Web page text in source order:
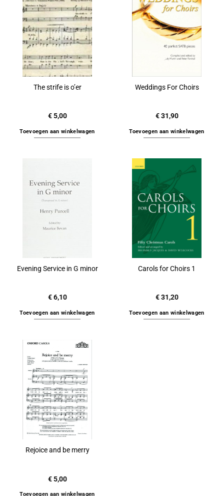
The strife is o’er
€5,00
Toevoegen aan winkelwagen
Weddings For Choirs
€31,90
Toevoegen aan winkelwagen
Evening Service in G minor
€6,10
Toevoegen aan winkelwagen
Carols for Choirs 1
€31,20
Toevoegen aan winkelwagen
Rejoice and be merry
€5,00
Toevoegen aan winkelwagen